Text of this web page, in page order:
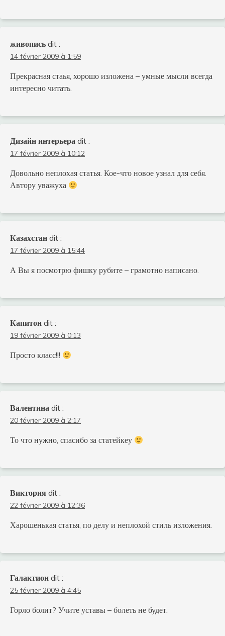
живопись dit :
14 février 2009 à 1:59
Прекрасная стаья, хорошо изложена – умные мысли всегда
интересно читать.
Дизайн интерьера dit :
17 février 2009 à 10:12
Довольно неплохая статья. Кое-что новое узнал для себя.
Автору уважуха
Казахстан dit :
17 février 2009 à 15:44
А Вы я посмотрю фишку рубите – грамотно написано.
Капитон dit :
19 février 2009 à 0:13
Просто класс!!!
Валентина dit :
20 février 2009 à 2:17
То что нужно, спасибо за статейкеу
Виктория dit :
22 février 2009 à 12:36
Харошенькая статья, по делу и неплохой стиль изложения.
Галактион dit :
25 février 2009 à 4:45
Горло болит? Учите уставы – болеть не будет.